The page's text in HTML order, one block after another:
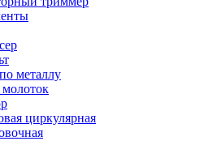
металлу
циркулярная